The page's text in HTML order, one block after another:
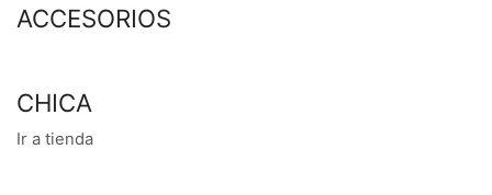
ACCESORIOS
CHICA
Ir a tienda